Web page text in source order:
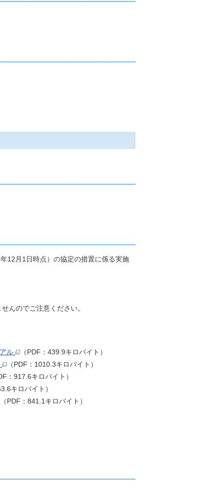
12月1日時点）の協定の措置に係る実施
んのでご注意ください。
ル
（PDF：439.9キロバイト）
（PDF：1010.3キロバイト）
：917.6キロバイト）
キロバイト）
（PDF：841.1キロバイト）